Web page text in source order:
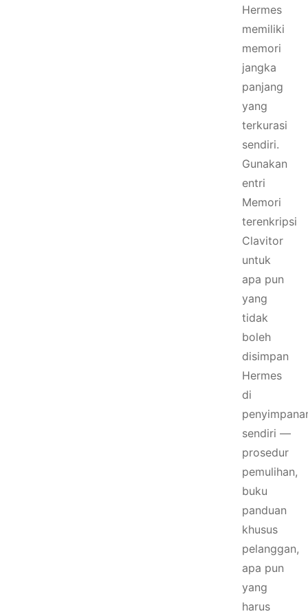
Hermes
memiliki
memori
jangka
panjang
yang
terkurasi
sendiri.
Gunakan
entri
Memori
terenkripsi
Clavitor
untuk
apa pun
yang
tidak
boleh
disimpan
Hermes
di
sendiri —
prosedur
pemulihan,
buku
panduan
khusus
pelanggan,
apa pun
yang
harus